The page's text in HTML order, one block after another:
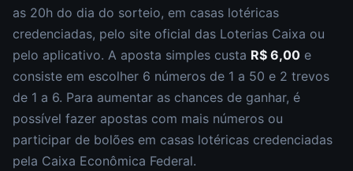
as 20h do dia do sorteio, em casas lotéricas
credenciadas, pelo site oficial das Loterias Caixa ou
pelo aplicativo. A aposta simples custa R$ 6,00 e
consiste em escolher 6 números de 1 a 50 e 2 trevos
de 1 a 6. Para aumentar as chances de ganhar, é
possível fazer apostas com mais números ou
participar de bolões em casas lotéricas credenciadas
pela Caixa Econômica Federal.